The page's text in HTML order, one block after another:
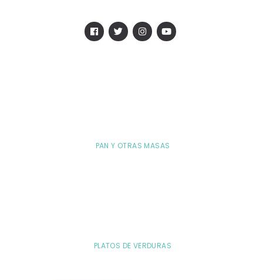
PAN Y OTRAS MASAS
PLATOS DE VERDURAS